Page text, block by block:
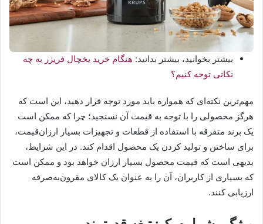
بیشتر بخوانید، بیشتر بدانید: هنگام خرید یخچال فریزر به چه
نکاتی توجه کنیم؟
مهم‌ترین نکته‌ای که همواره باید مورد توجه قرار دهید، این است که
هرگز محصولی را با توجه به قیمت آن نسنجید؛ چرا که ممکن است
یک برند متفرقه با استفاده از قطعات و تجهیزات بسیار ارزان‌قیمت،
برای ساختن و تولید کردن یک محصول اقدام کند. در این شرایط،
بدیهی است که قیمت محصول بسیار ارزان خواهد بود و ممکن است
که بسیاری از کاربران، آن را به عنوان یک کالای مقرون‌به‌صرفه
ارزیابی کنند.